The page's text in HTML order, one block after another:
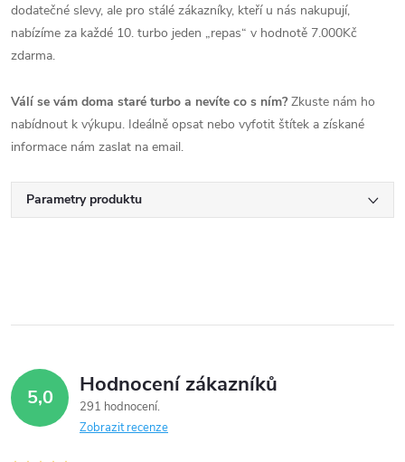
dodatečné slevy, ale pro stálé zákazníky, kteří u nás nakupují,
nabízíme za každé 10. turbo jeden „repas“ v hodnotě 7.000Kč
zdarma.
Válí se vám doma staré turbo a nevíte co s ním?Zkuste nám ho
nabídnout k výkupu. Ideálně opsat nebo vyfotit štítek a získané
informace nám zaslat na email.
Parametry produktu
5,0 Hodnocení zákazníků
291 hodnocení
Zobrazit recenze